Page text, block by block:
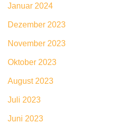
Januar 2024
Dezember 2023
November 2023
Oktober 2023
August 2023
Juli 2023
Juni 2023